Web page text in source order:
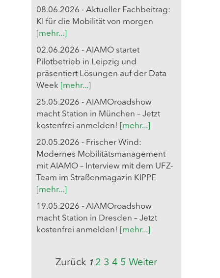
08.06.2026 - Aktueller Fachbeitrag:
KI für die Mobilität von morgen
[mehr...]
02.06.2026 - AIAMO startet
Pilotbetrieb in Leipzig und
präsentiert Lösungen auf der Data
Week
[mehr...]
25.05.2026 - AIAMOroadshow
macht Station in München – Jetzt
kostenfrei anmelden!
[mehr...]
20.05.2026 - Frischer Wind:
Modernes Mobilitätsmanagement
mit AIAMO – Interview mit dem UFZ-
Team im Straßenmagazin KIPPE
[mehr...]
19.05.2026 - AIAMOroadshow
macht Station in Dresden – Jetzt
kostenfrei anmelden!
[mehr...]
Zurück 1 2 3 4 5 Weiter